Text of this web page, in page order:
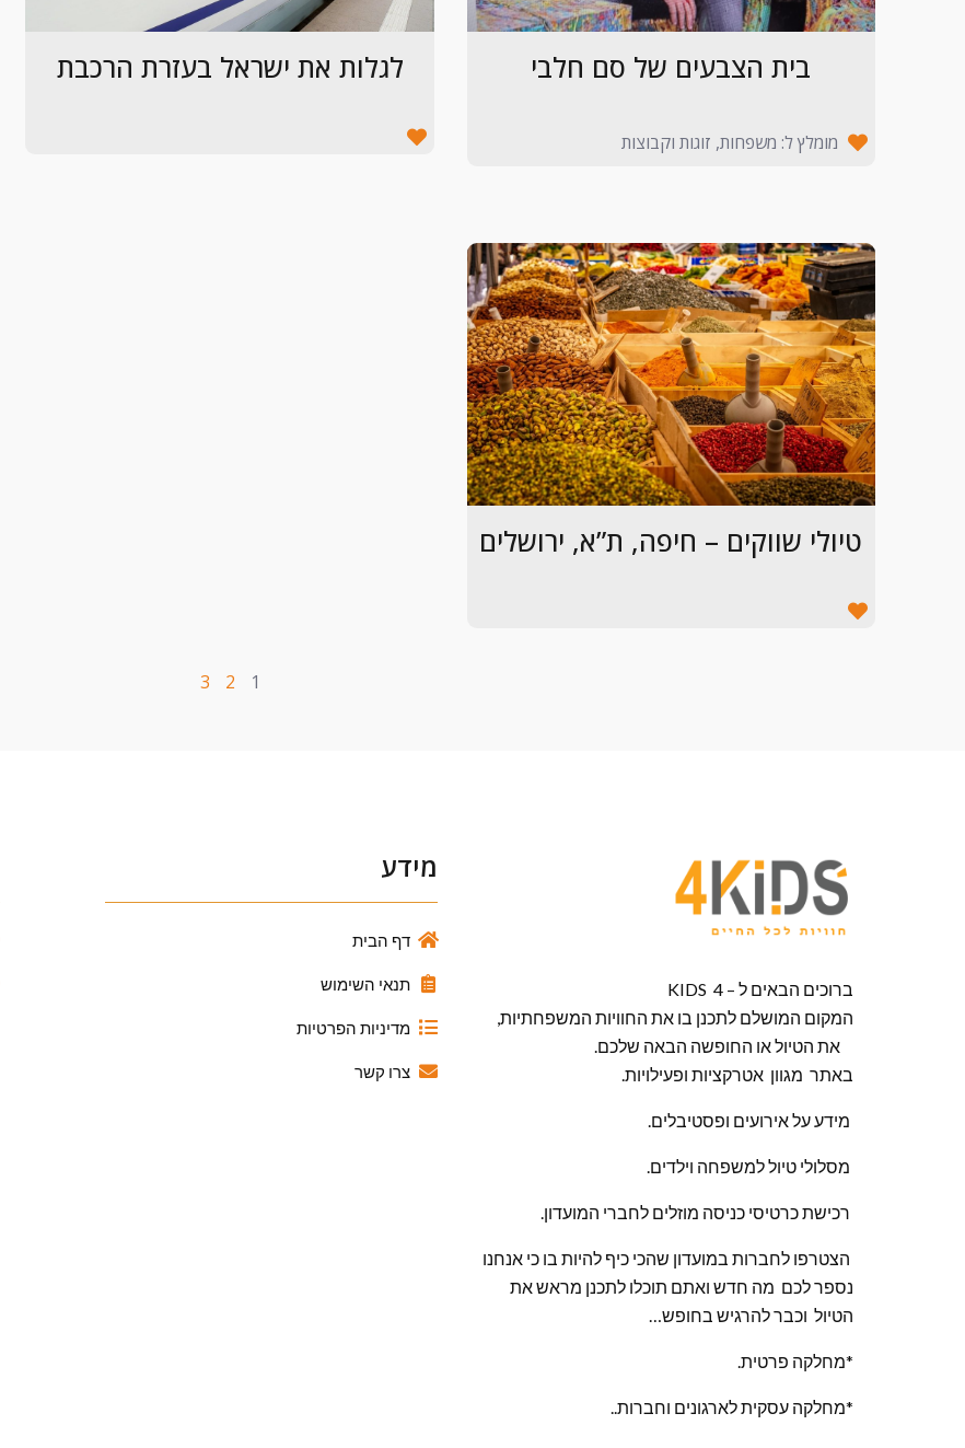
בית הצבעים של סם חלבי
מומלץ ל: משפחות, זוגות וקבוצות
לגלות את ישראל בעזרת הרכבת
טיולי שווקים – חיפה, ת”א, ירושלים
1
2
3
ברוכים הבאים ל – KIDS 4
המקום המושלם לתכנן בו את החוויות המשפחתיות,
את הטיול או החופשה הבאה שלכם.
באתר מגוון אטרקציות ופעילויות.
מידע על אירועים ופסטיבלים.
מסלולי טיול למשפחה וילדים.
רכישת כרטיסי כניסה מוזלים לחברי המועדון.
הצטרפו לחברות במועדון שהכי כיף להיות בו כי אנחנו
נספר לכם מה חדש ואתם תוכלו לתכנן מראש את
הטיול וכבר להרגיש בחופש…
*מחלקה פרטית.
*מחלקה עסקית לארגונים וחברות..
מידע
דף הבית
תנאי השימוש
מדיניות הפרטיות
צרו קשר